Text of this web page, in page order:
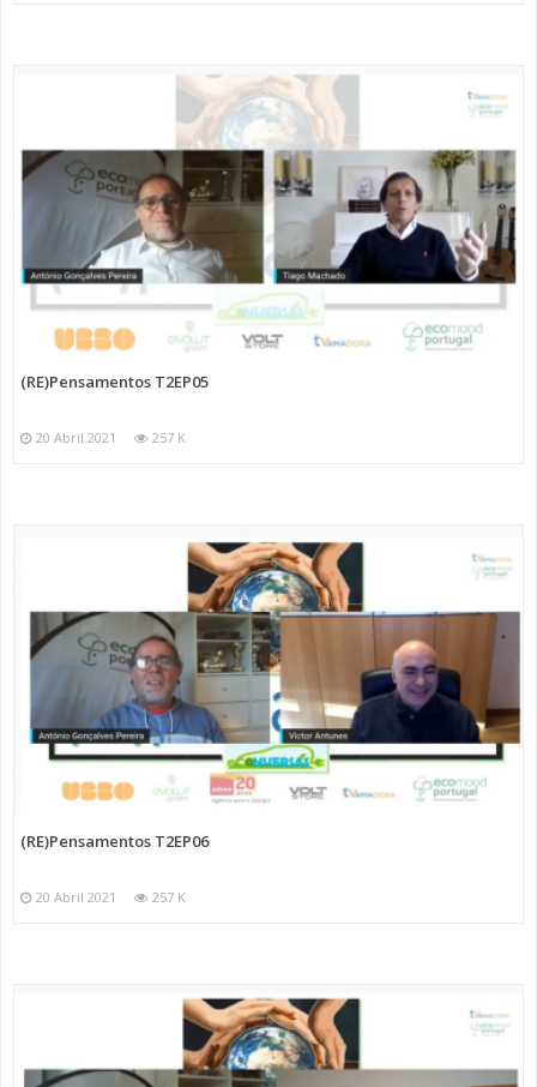
(RE)Pensamentos T2EP05
20 Abril 2021 257 K
(RE)Pensamentos T2EP06
20 Abril 2021 257 K